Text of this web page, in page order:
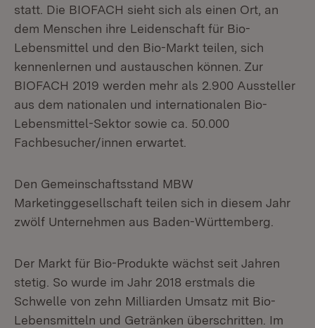
statt. Die BIOFACH sieht sich als einen Ort, an
dem Menschen ihre Leidenschaft für Bio-
Lebensmittel und den Bio-Markt teilen, sich
kennenlernen und austauschen können. Zur
BIOFACH 2019 werden mehr als 2.900 Aussteller
aus dem nationalen und internationalen Bio-
Lebensmittel-Sektor sowie ca. 50.000
Fachbesucher/innen erwartet.
Den Gemeinschaftsstand MBW
Marketinggesellschaft teilen sich in diesem Jahr
zwölf Unternehmen aus Baden-Württemberg.
Der Markt für Bio-Produkte wächst seit Jahren
stetig. So wurde im Jahr 2018 erstmals die
Schwelle von zehn Milliarden Umsatz mit Bio-
Lebensmitteln und Getränken überschritten. Im